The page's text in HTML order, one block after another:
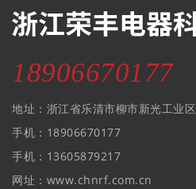
18906670177
地址：浙江省乐清市柳市新光工业区
手机：18906670177
手机：13605879217
网址：www.chnrf.com.cn